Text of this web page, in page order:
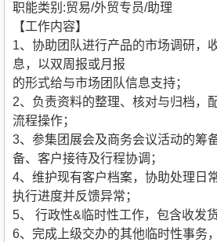
职能类别:贸易/外贸专员/助理
【工作内容】
1、协助团队进行产品的市场调研，
息，以双周报或月报
的形式给与市场团队信息支持；
2、负责资料的整理、核对与归档，
流程操作；
3、参集团展会及商务会议活动的筹
备、客户接待及行程协调；
4、维护现有客户档案，协助处理日
执行进度并反馈异常；
5、 行政性&临时性工作，包含收发
6、完成上级交办的其他临时性事务